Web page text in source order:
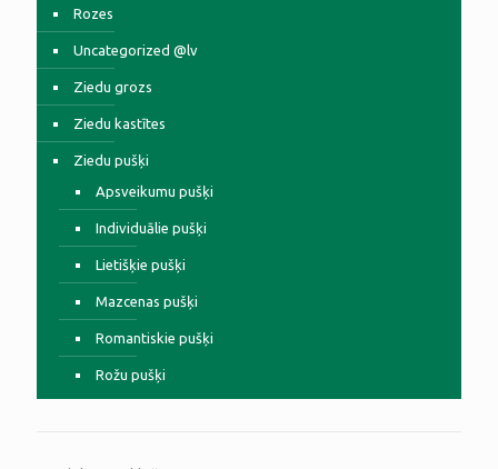
Rozes
Uncategorized @lv
Ziedu grozs
Ziedu kastītes
Ziedu pušķi
Apsveikumu pušķi
Individuālie pušķi
Lietišķie pušķi
Mazcenas pušķi
Romantiskie pušķi
Rožu pušķi